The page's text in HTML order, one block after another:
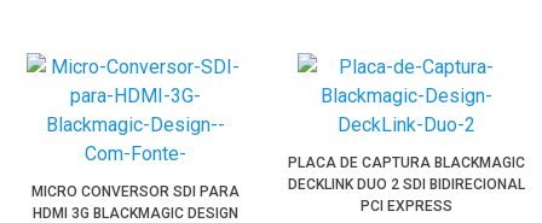
MICRO CONVERSOR SDI PARA
HDMI 3G BLACKMAGIC DESIGN
PLACA DE CAPTURA BLACKMAGIC
DECKLINK DUO 2 SDI BIDIRECIONAL
PCI EXPRESS